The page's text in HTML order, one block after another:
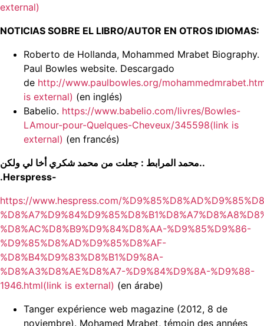
external)
NOTICIAS SOBRE EL LIBRO/AUTOR EN OTROS IDIOMAS:
Roberto de Hollanda, Mohammed Mrabet Biography.
Paul Bowles website. Descargado
de http://www.paulbowles.org/
is external) (en inglés)
Babelio. https://www.babelio.com/livres/Bowles-
LAmour-pour-Quelques-Cheveux/345598(link is
external) (en francés)
محمد المرابط : جعلت من محمد شكري أخا لي ولكن
..
.Herspress-
https://www.hespress.com/
%D8%AC%D8%B9%D9%84%D8%AA-%D9%85%D9%86-
%D9%85%D8%AD%D9%85%D8%AF-
%D8%B4%D9%83%D8%B1%D9%8A-
%D8%A3%D8%AE%D8%A7-%D9%84%D9%8A-%D9%88-
1946.html(link is external) (en árabe)
Tanger expérience web magazine (2012, 8 de
noviembre). Mohamed Mrabet, témoin des années